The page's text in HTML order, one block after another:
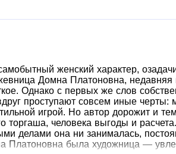
женский характер,
Домна Платоновна,
Однако с первых же слов
проступают совсем иные черты:
игрой. Но автор дорожит и
торгаша, человека выгоды и
делами она ни занималась,
Платоновна была художница —